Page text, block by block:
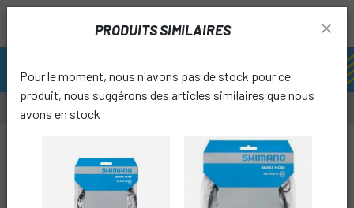
PRODUITS SIMILAIRES
Pour le moment, nous n'avons pas de stock pour ce
produit, nous suggérons des articles similaires que nous
avons en stock